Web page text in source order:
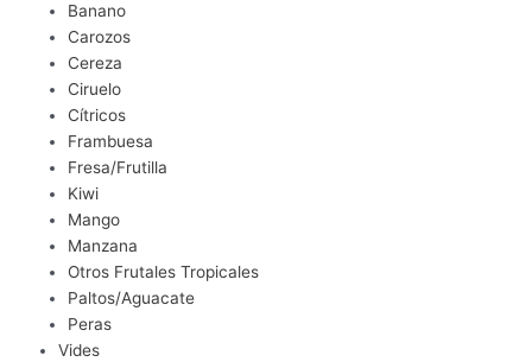
Banano
Carozos
Cereza
Ciruelo
Cítricos
Frambuesa
Fresa/Frutilla
Kiwi
Mango
Manzana
Otros Frutales Tropicales
Paltos/Aguacate
Peras
Vides